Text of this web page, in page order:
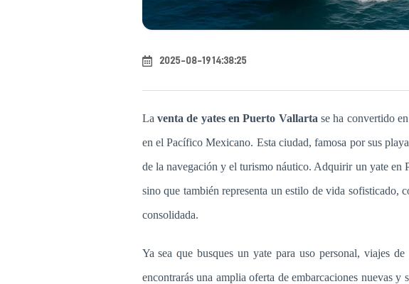
2025-08-19 14:38:25
La venta de yates en Puerto Vallarta se ha convertido
en el Pacífico Mexicano. Esta ciudad, famosa por sus
de la navegación y el turismo náutico. Adquirir un yate en
sino que también representa un estilo de vida sofisticado,
consolidada.
Ya sea que busques un yate para uso personal, viajes
encontrarás una amplia oferta de embarcaciones nuevas